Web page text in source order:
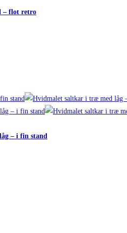
– flot retro
– i fin stand